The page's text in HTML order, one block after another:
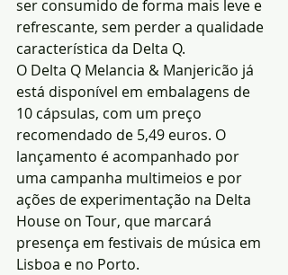
ser consumido de forma mais leve e
refrescante, sem perder a qualidade
característica da Delta Q.
O Delta Q Melancia & Manjericão já
está disponível em embalagens de
10 cápsulas, com um preço
recomendado de 5,49 euros. O
lançamento é acompanhado por
uma campanha multimeios e por
ações de experimentação na Delta
House on Tour, que marcará
presença em festivais de música em
Lisboa e no Porto.